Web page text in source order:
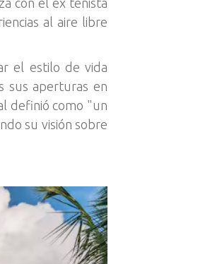
con el ex tenista
al aire libre
el estilo de vida
sus aperturas en
definió como "un
su visión sobre